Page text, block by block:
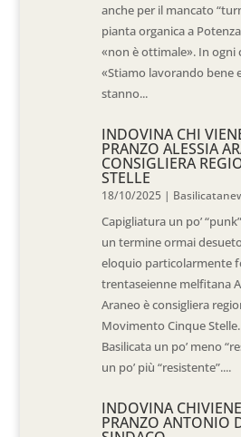
anche per il mancato
pianta organica a
«non è ottimale». In ogni
«Stiamo lavorando bene
stanno...
INDOVINA CHI
PRANZO ALESSIA
CONSIGLIERA
STELLE
18/10/2025 |
Capigliatura un po’
un termine ormai
eloquio particolarmente
trentaseienne melfitana
Araneo è consigliera
Movimento Cinque
Basilicata un po’ meno
un po’ più “resistente”....
INDOVINA
PRANZO ANTONIO